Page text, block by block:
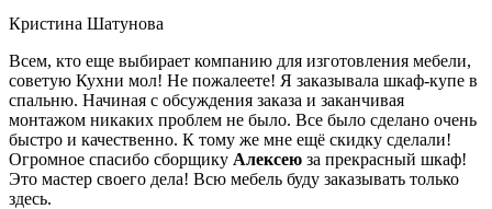
Кристина Шатунова
Всем, кто еще выбирает компанию для изготовления мебели,
советую Кухни мол! Не пожалеете! Я заказывала шкаф-купе в
спальню. Начиная с обсуждения заказа и заканчивая
монтажом никаких проблем не было. Все было сделано очень
быстро и качественно. К тому же мне ещё скидку сделали!
Огромное спасибо сборщику Алексею за прекрасный шкаф!
Это мастер своего дела! Всю мебель буду заказывать только
здесь.